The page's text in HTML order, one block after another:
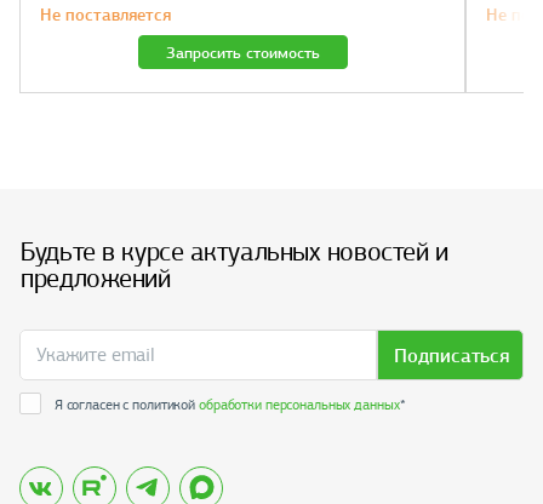
Не поставляется
Запросить стоимость
Не
Будьте в курсе актуальных новостей и
предложений
Подписаться
Я согласен с политикойобработки персональных данных*